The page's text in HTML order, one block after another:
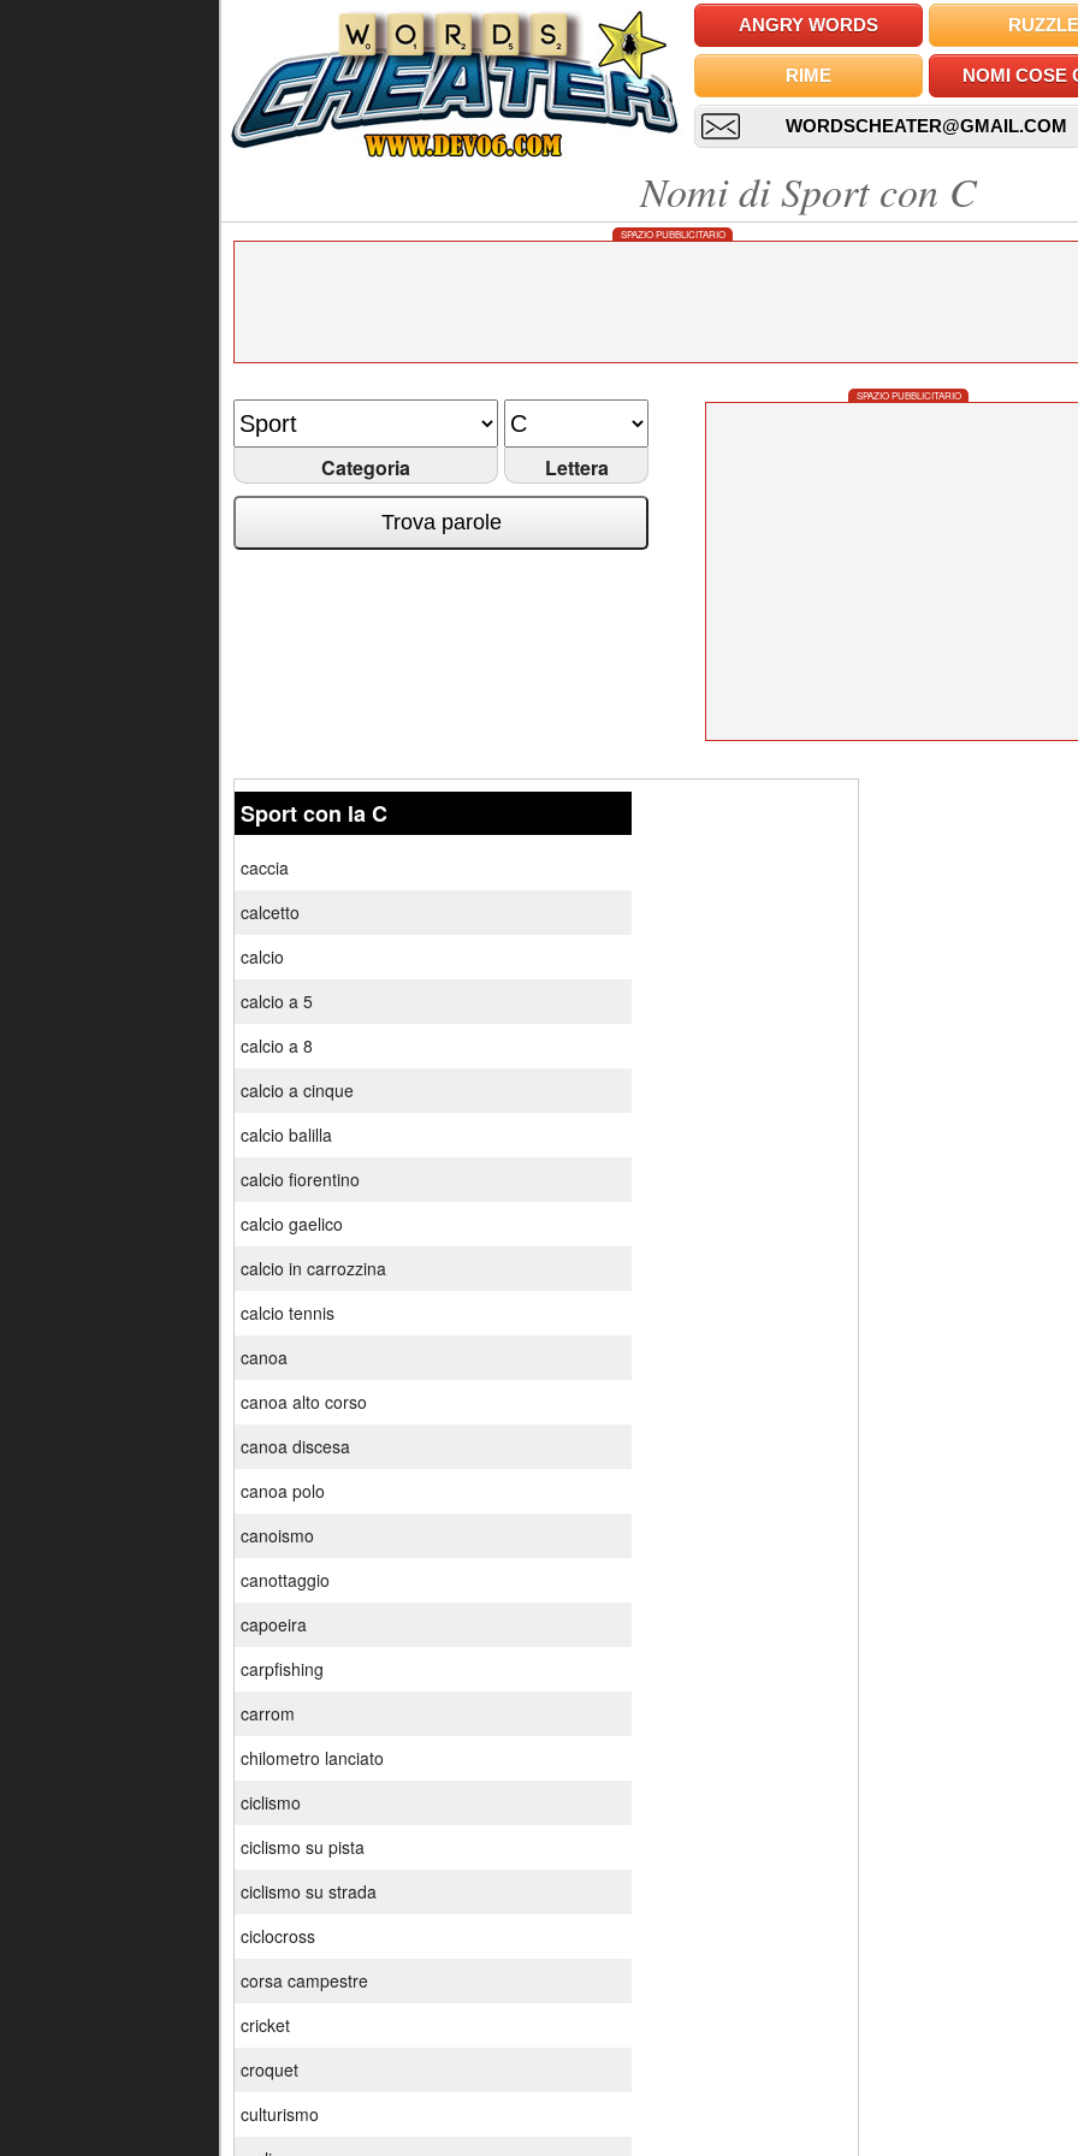
ANGRY WORDS RUZZLE
RIME NOMI COSE
WORDSCHEATER@GMAIL.COM
Nomi di Sport con C
SPAZIO PUBBLICITARIO
Categoria Lettera
Trova parole
SPAZIO PUBBLICITARIO
Sport con la C
caccia
calcetto
calcio
calcio a 5
calcio a 8
calcio a cinque
calcio balilla
calcio fiorentino
calcio gaelico
calcio in carrozzina
calcio tennis
canoa
canoa alto corso
canoa discesa
canoa polo
canoismo
canottaggio
capoeira
carpfishing
carrom
chilometro lanciato
ciclismo
ciclismo su pista
ciclismo su strada
ciclocross
corsa campestre
cricket
croquet
culturismo